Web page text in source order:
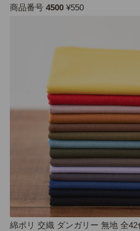
商品番号 4500 ¥550
綿ポリ 交織 ダンガリー 無地 全42